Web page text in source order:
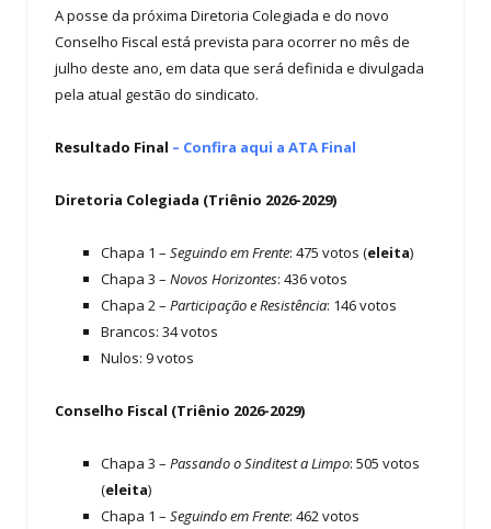
A posse da próxima Diretoria Colegiada e do novo
Conselho Fiscal está prevista para ocorrer no mês de
julho deste ano, em data que será definida e divulgada
pela atual gestão do sindicato.
Resultado Final – Confira aqui a ATA Final
Diretoria Colegiada (Triênio 2026-2029)
Chapa 1 – Seguindo em Frente: 475 votos (eleita)
Chapa 3 – Novos Horizontes: 436 votos
Chapa 2 – Participação e Resistência: 146 votos
Brancos: 34 votos
Nulos: 9 votos
Conselho Fiscal (Triênio 2026-2029)
Chapa 3 – Passando o Sinditest a Limpo: 505 votos
(eleita)
Chapa 1 – Seguindo em Frente: 462 votos